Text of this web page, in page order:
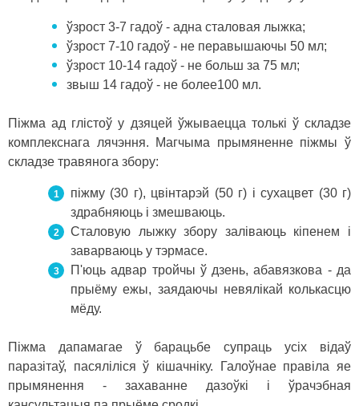
ўзрост 3-7 гадоў - адна сталовая лыжка;
ўзрост 7-10 гадоў - не перавышаючы 50 мл;
ўзрост 10-14 гадоў - не больш за 75 мл;
звыш 14 гадоў - не более100 мл.
Піжма ад глістоў у дзяцей ўжываецца толькі ў складзе
комплекснага лячэння. Магчыма прымяненне піжмы ў
складзе травянога збору:
піжму (30 г), цвінтарэй (50 г) і сухацвет (30 г)
здрабняюць і змешваюць.
Сталовую лыжку збору заліваюць кіпенем і
заварваюць у тэрмасе.
П'юць адвар тройчы ў дзень, абавязкова - да
прыёму ежы, заядаючы невялікай колькасцю
мёду.
Піжма дапамагае ў барацьбе супраць усіх відаў
паразітаў, пасяліліся ў кішачніку. Галоўнае правіла яе
прымянення - захаванне дазоўкі і ўрачэбная